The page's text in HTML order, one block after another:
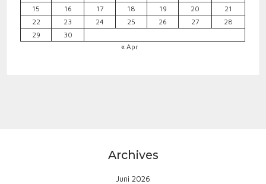
15
16 17 18 19 20
21
22
23 24 25 26 27
28
29
30
« Apr
Archives
Juni 2026